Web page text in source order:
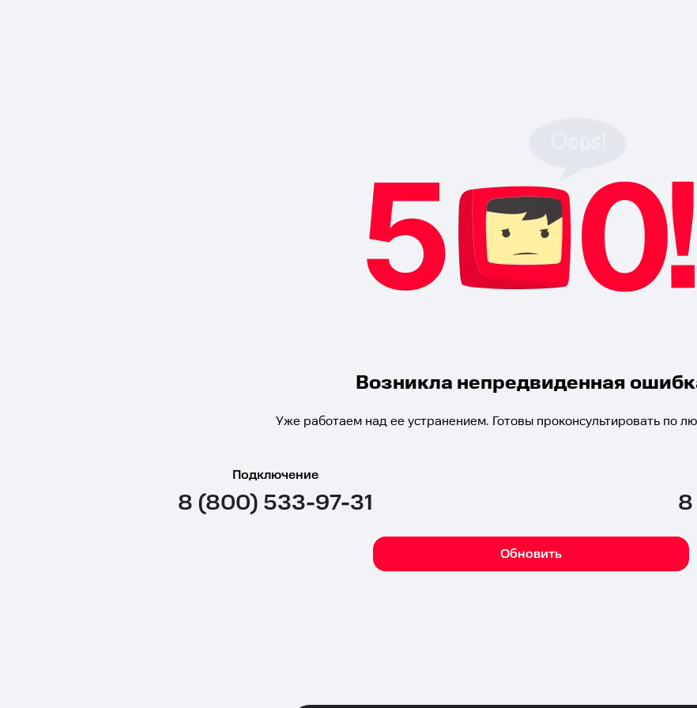
Возникла непредвиденная
Уже работаем над ее устранением. Готовы проконсультировать по
Подключение
8 (800) 533-97-31
Обновить